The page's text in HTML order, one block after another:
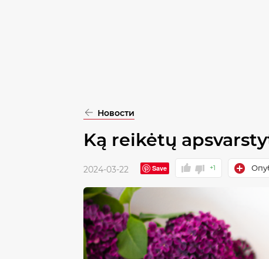
Новости
Ką reikėtų
2024-03-22 Save +1